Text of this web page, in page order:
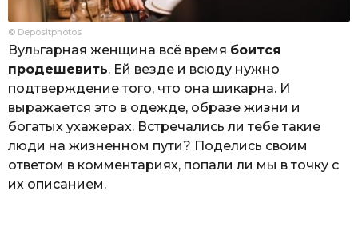
© Depositphotos
Вульгарная женщина всё время боится
продешевить. Ей везде и всюду нужно
подтверждение того, что она шикарна. И
выражается это в одежде, образе жизни и
богатых ухажерах. Встречались ли тебе такие
люди на жизненном пути? Поделись своим
ответом в комментариях, попали ли мы в точку с
их описанием.